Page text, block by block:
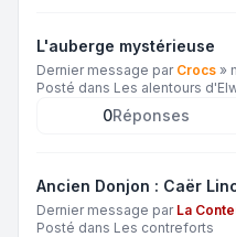
L'auberge mystérieuse
Dernier message par Crocs »
Posté dans Les alentours
0Réponses
Ancien Donjon : Caër
Dernier message par La
Posté dans Les contreforts